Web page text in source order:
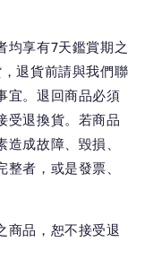
均享有7天鑑賞期之
退貨前請與我們聯
宜。退回商品必須
受退換貨。若商品
成故障、毀損、
者，或是發票、
商品，恕不接受退